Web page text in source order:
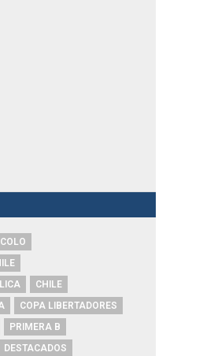
CHILE
COPA LIBERTADORES
PRIMERA B
DESTACADOS